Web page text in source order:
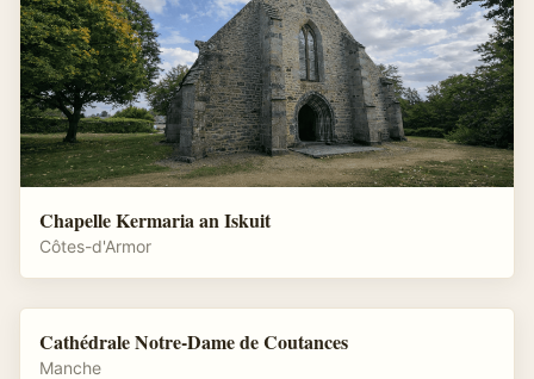
Chapelle Kermaria an Iskuit
Côtes-d'Armor
Cathédrale Notre-Dame de Coutances
Manche